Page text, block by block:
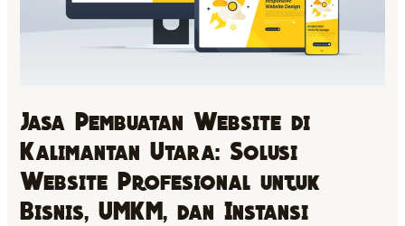
Jasa Pembuatan Website di
Kalimantan Utara: Solusi
Website Profesional untuk
Bisnis, UMKM, dan Instansi
Website
UMKM,
dan
Instansi